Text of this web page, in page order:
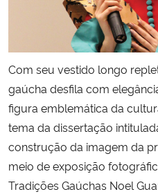
Controladoria-Geral da União
Ministério da Mulher, da Família e dos
Secretaria-Geral
Secretaria de Governo
Com seu vestido longo
gaúcha desfila com
figura emblemática da
tema da dissertação
construção da imagem da
meio de exposição
Tradições Gaúchas Noel